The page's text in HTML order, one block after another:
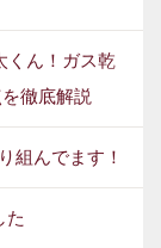
くん！ガス乾
徹底解説
組んでます！
た